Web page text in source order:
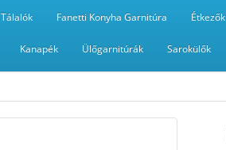
Tálalók Fanetti Konyha Garnitúra Étkezők
Kanapék Ülőgarnitúrák Sarokülők